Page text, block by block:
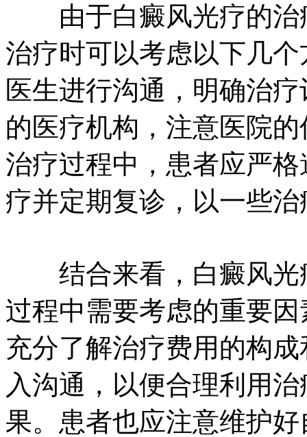
由于白癜风光疗的治
治疗时可以考虑以下几
医生进行沟通，明确治
的医疗机构，注意医院
治疗过程中，患者应严
疗并定期复诊，以一些
结合来看，白癜风光
过程中需要考虑的重要
充分了解治疗费用的构
入沟通，以便合理利用
果。患者也应注意维护